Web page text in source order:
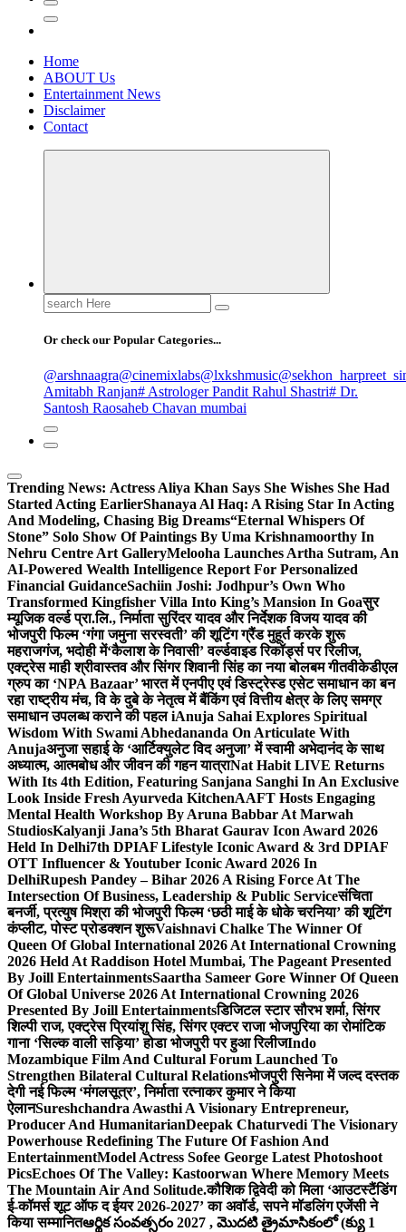
Home
ABOUT Us
Entertainment News
Disclaimer
Contact
Search
for:
Or check our Popular Categories...
@arshnaagra@cinemixlabs@lxkshmusic
Amitabh Ranjan# Astrologer Pandit Rahul Shastri# Dr.
Santosh Raosaheb Chavan mumbai
Trending News: Actress Aliya Khan Says She Wishes She Had
Started Acting EarlierShanaya Al Haq: A Rising Star In Acting
And Modeling, Chasing Big Dreams“Eternal Whispers Of
Stone” Solo Show Of Paintings By Uma Krishnamoorthy In
Nehru Centre Art GalleryMelooha Launches Artha Sutram, An
AI-Powered Wealth Intelligence Report For Personalized
Financial GuidanceSachiin Joshi: Jodhpur’s Own Who
Transformed Kingfisher Villa Into King’s Mansion In Goaसुर
म्यूजिक वर्ल्ड प्रा.लि., निर्माता सुरिंदर यादव और निर्देशक विजय यादव की
भोजपुरी फिल्म ‘गंगा जमुना सरस्वती’ की शूटिंग ग्रैंड मुहूर्त करके शुरू
महराजगंज, भदोही में‘कैलाश के निवासी’ वर्ल्डवाइड रिकॉर्ड्स पर रिलीज,
एक्ट्रेस माही श्रीवास्तव और सिंगर शिवानी सिंह का नया बोलबम गीतवीकेडीएल
ग्रुप का ‘NPA Bazaar’ भारत में एनपीए एवं डिस्ट्रेस्ड एसेट समाधान का बन
रहा राष्ट्रीय मंच, वि के दुबे के नेतृत्व में बैंकिंग एवं वित्तीय क्षेत्र के लिए समग्र
समाधान उपलब्ध कराने की पहल iAnuja Sahai Explores Spiritual
Wisdom With Swami Abhedananda On Articulate With
Anujaअनुजा सहाई के ‘आर्टिक्युलेट विद अनुजा’ में स्वामी अभेदानंद के साथ
अध्यात्म, आत्मबोध और जीवन की गहन यात्राNat Habit LIVE Returns
With Its 4th Edition, Featuring Sanjana Sanghi In An Exclusive
Look Inside Fresh Ayurveda KitchenAAFT Hosts Engaging
Mental Health Workshop By Aruna Babbar At Marwah
StudiosKalyanji Jana’s 5th Bharat Gaurav Icon Award 2026
Held In Delhi7th DPIAF Lifestyle Iconic Award & 3rd DPIAF
OTT Influencer & Youtuber Iconic Award 2026 In
DelhiRupesh Pandey – Bihar 2026 A Rising Force At The
Intersection Of Business, Leadership & Public Serviceसंचिता
बनर्जी, प्रत्युष मिश्रा की भोजपुरी फिल्म ‘छठी माई के धोके चरनिया’ की शूटिंग
कंप्लीट, पोस्ट प्रोडक्शन शुरूVaishnavi Chalke The Winner Of
Queen Of Global International 2026 At International Crowning
2026 Held At Raddison Hotel Mumbai, The Pageant Presented
By Joill EntertainmentsSaartha Sameer Gore Winner Of Queen
Of Global Universe 2026 At International Crowning 2026
Presented By Joill Entertainmentsडिजिटल स्टार सौरभ शर्मा, सिंगर
शिल्पी राज, एक्ट्रेस प्रियांशु सिंह, सिंगर एक्टर राजा भोजपुरिया का रोमांटिक
गाना ‘सिल्क वाली सड़िया’ होडा भोजपुरी पर हुआ रिलीजIndo
Mozambique Film And Cultural Forum Launched To
Strengthen Bilateral Cultural Relationsभोजपुरी सिनेमा में जल्द दस्तक
देगी नई फिल्म ‘मंगलसूत्र’, निर्माता रत्नाकर कुमार ने किया
ऐलानSureshchandra Awasthi A Visionary Entrepreneur,
Producer And HumanitarianDeepak Chaturvedi The Visionary
Powerhouse Redefining The Future Of Fashion And
EntertainmentModel Actress Sofee George Latest Photoshoot
PicsEchoes Of The Valley: Kastoorwan Where Memory Meets
The Mountain Air And Solitude.कौशिक द्विवेदी को मिला ‘आउटस्टैंडिंग
ई-कॉमर्स शूट ऑफ द ईयर 2026-2027’ का अवॉर्ड, सपने मॉडलिंग एजेंसी ने
किया सम्मानितఆర్థిక సంవత్సరం 2027 , మొదటి త్రైమాసికంలో (క్యు 1